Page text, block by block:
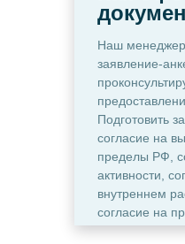
Наш менеджер
заявление-
Подготовить
согласие на
пределы РФ,
активности,
внутреннем
согласие на